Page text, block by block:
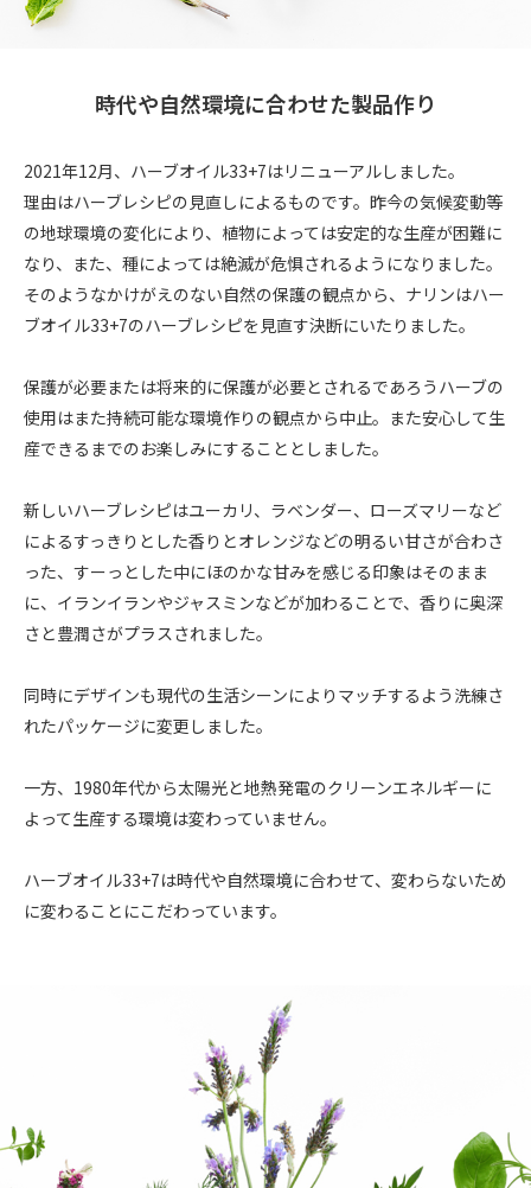
時代や自然環境に合わせた製品作り
2021年12月、ハーブオイル33+7はリニューアルしました。
理由はハーブレシピの見直しによるものです。昨今の気候変動等
の地球環境の変化により、植物によっては安定的な生産が困難に
なり、また、種によっては絶滅が危惧されるようになりました。
そのようなかけがえのない自然の保護の観点から、ナリンはハー
ブオイル33+7のハーブレシピを見直す決断にいたりました。
保護が必要または将来的に保護が必要とされるであろうハーブの
使用はまた持続可能な環境作りの観点から中止。また安心して生
産できるまでのお楽しみにすることとしました。
新しいハーブレシピはユーカリ、ラベンダー、ローズマリーなど
によるすっきりとした香りとオレンジなどの明るい甘さが合わさ
った、すーっとした中にほのかな甘みを感じる印象はそのまま
に、イランイランやジャスミンなどが加わることで、香りに奥深
さと豊潤さがプラスされました。
同時にデザインも現代の生活シーンによりマッチするよう洗練さ
れたパッケージに変更しました。
一方、1980年代から太陽光と地熱発電のクリーンエネルギーに
よって生産する環境は変わっていません。
ハーブオイル33+7は時代や自然環境に合わせて、変わらないため
に変わることにこだわっています。